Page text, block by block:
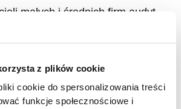
z plików cookie
cookie do spersonalizowania treści
funkcje społecznościowe i
małych i średnich firm audyt
się z przeglądem lejka, analizą
pracy handlowców. I słusznie, to
Ale jest jeden obszar, który w
sprzedażowych albo pojawia
w ogóle go nie ma: cross-